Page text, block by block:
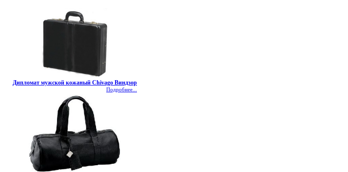
Дипломат мужской кожаный Chivago Виндзор
Подробнее...